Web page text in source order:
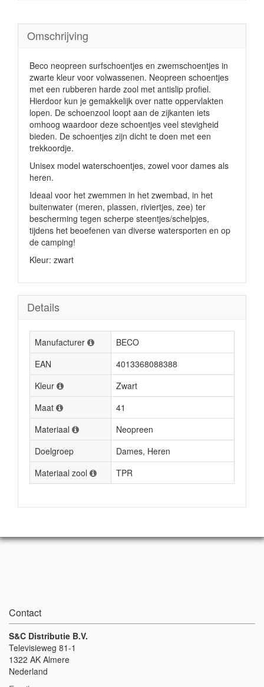
Omschrijving
Beco neopreen surfschoentjes en zwemschoentjes in
zwarte kleur voor volwassenen. Neopreen schoentjes
met een rubberen harde zool met antislip profiel.
Hierdoor kun je gemakkelijk over natte oppervlakten
lopen. De schoenzool loopt aan de zijkanten iets
omhoog waardoor deze schoentjes veel stevigheid
bieden. De schoentjes zijn dicht te doen met een
trekkoordje.
Unisex model waterschoentjes, zowel voor dames als
heren.
Ideaal voor het zwemmen in het zwembad, in het
buitenwater (meren, plassen, riviertjes, zee) ter
bescherming tegen scherpe steentjes/schelpjes,
tijdens het beoefenen van diverse watersporten en op
de camping!
Kleur: zwart
Details
Manufacturer
BECO
EAN
4013368088388
Kleur
Zwart
Maat
41
Materiaal
Neopreen
Doelgroep
Dames, Heren
Materiaal zool
TPR
Contact
S&C Distributie B.V.
Televisieweg 81-1
1322 AK Almere
Nederland